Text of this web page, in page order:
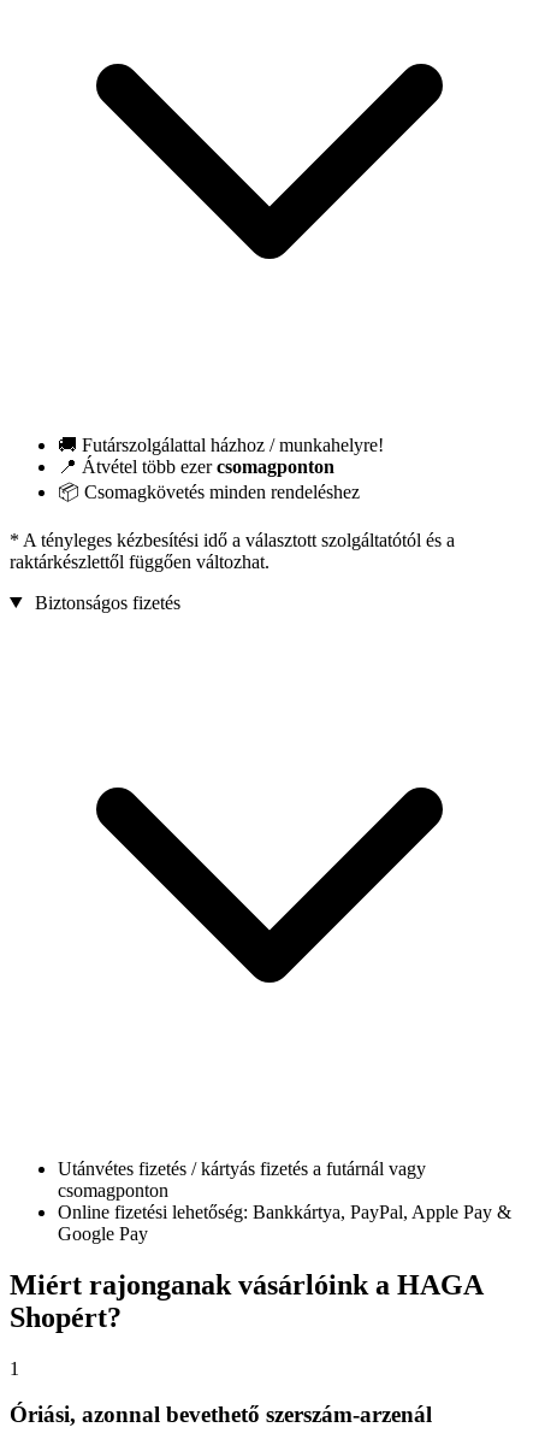
🚚 Futárszolgálattal házhoz / munkahelyre!
📍 Átvétel több ezercsomagponton
📦 Csomagkövetés minden rendeléshez
* A tényleges kézbesítési idő a választott szolgáltatótól és a
raktárkészlettől függően változhat.
Biztonságos fizetés
Utánvétes fizetés / kártyás fizetés a futárnál vagy
csomagponton
Online fizetési lehetőség: Bankkártya, PayPal, Apple Pay &
Google Pay
Miért rajonganak vásárlóink a HAGA
Shopért?
1
Óriási, azonnal bevethető szerszám-arzenál